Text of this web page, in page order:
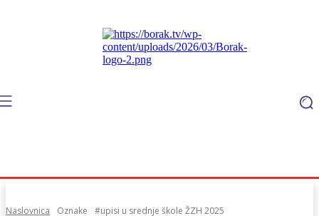
Naslovnica Oznake #upisi u srednje škole ŽZH 2025